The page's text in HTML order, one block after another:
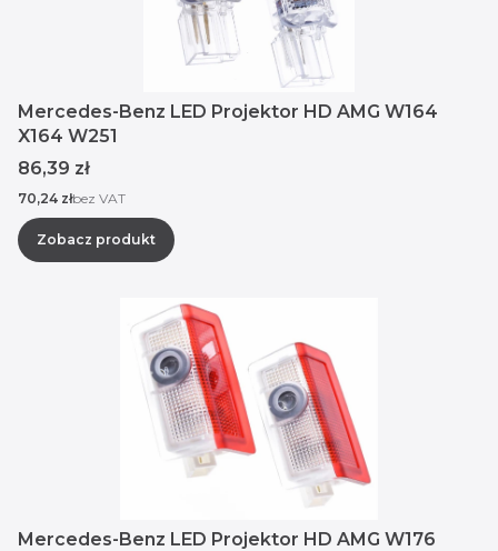
Mercedes-Benz LED Projektor HD AMG W164
X164 W251
Cena
86,39 zł
Cena
70,24 złbez VAT
Zobacz produkt
Mercedes-Benz LED Projektor HD AMG W176